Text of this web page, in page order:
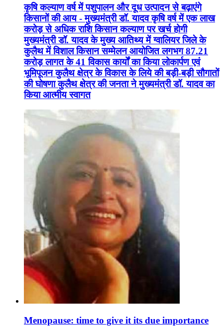
कृषि कल्याण वर्ष में पशुपालन और दूध उत्पादन से बढ़ाएंगे
किसानों की आय - मुख्यमंत्री डॉ. यादव कृषि वर्ष में एक लाख
करोड़ से अधिक राशि किसान कल्याण पर खर्च होगी
मुख्यमंत्री डॉ. यादव के मुख्य आतिथ्य में ग्वालियर जिले के
कुलैथ में विशाल किसान सम्मेलन आयोजित लगभग 87.21
करोड़ लागत के 41 विकास कार्यों का किया लोकार्पण एवं
भूमिपूजन कुलैथ क्षेत्र के विकास के लिये की बड़ी-बड़ी सौगातों
की घोषणा कुलैथ क्षेत्र की जनता ने मुख्यमंत्री डॉ. यादव का
किया आत्मीय स्वागत
Menopause: time to give it its due importance